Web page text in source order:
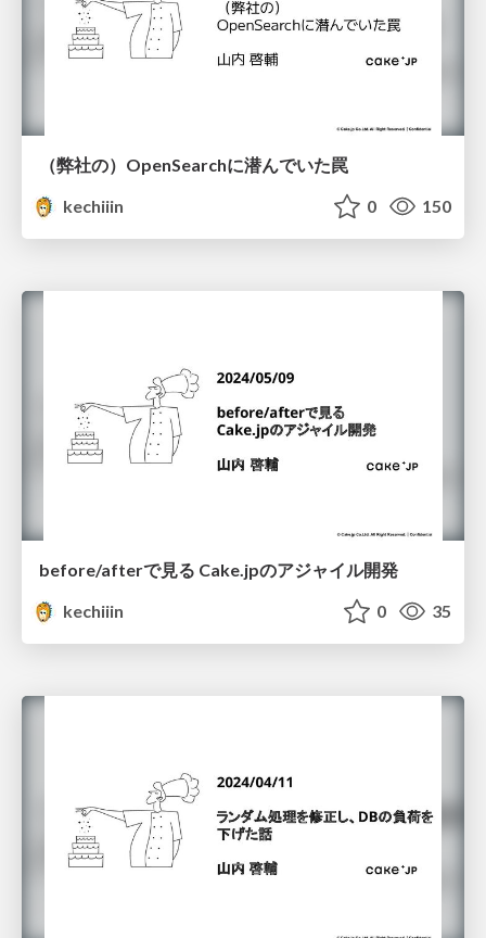
（弊社の）OpenSearchに潜んでいた罠
kechiiin
0 150
before/afterで見る Cake.jpのアジャイル開発
kechiiin
0 35